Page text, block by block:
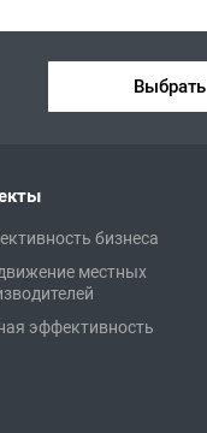
Выбрать
бизнеса
местных
эффективность